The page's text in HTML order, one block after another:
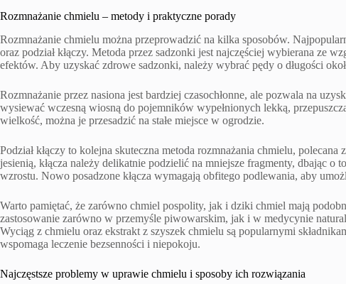
Rozmnażanie chmielu – metody i praktyczne porady
Rozmnażanie chmielu można przeprowadzić na kilka sposobów.
oraz podział kłączy. Metoda przez sadzonki jest najczęściej wybierana ze
efektów. Aby uzyskać zdrowe sadzonki, należy wybrać pędy o długości
Rozmnażanie przez nasiona jest bardziej czasochłonne, ale pozwala na
wysiewać wczesną wiosną do pojemników wypełnionych lekką,
wielkość, można je przesadzić na stałe miejsce w ogrodzie.
Podział kłączy to kolejna skuteczna metoda rozmnażania chmielu,
jesienią, kłącza należy delikatnie podzielić na mniejsze fragmenty, dbając o
wzrostu. Nowo posadzone kłącza wymagają obfitego podlewania, aby
Warto pamiętać, że zarówno chmiel pospolity, jak i dziki chmiel mają
zastosowanie zarówno w przemyśle piwowarskim, jak i w medycynie
Wyciąg z chmielu oraz ekstrakt z szyszek chmielu są popularnymi
wspomaga leczenie bezsenności i niepokoju.
Najczęstsze problemy w uprawie chmielu i sposoby ich rozwiązania